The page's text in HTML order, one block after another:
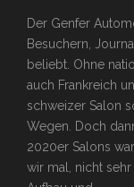
Der Genfer
Besuchern,
beliebt. Ohne
auch Frankreich
schweizer Salon
Wegen. Doch
2020er Salons
wir mal, nicht